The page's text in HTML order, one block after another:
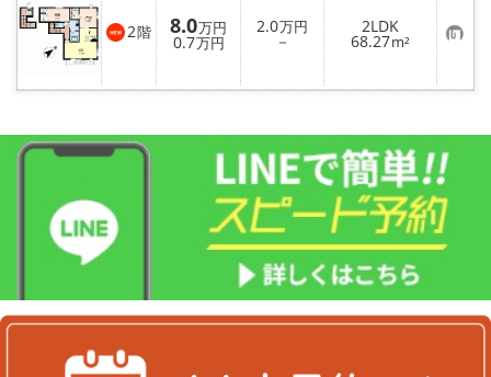
2階 8.0万円
0.7万円
2.0万円
－
2LDK
68.27m² お
気
に
入
録